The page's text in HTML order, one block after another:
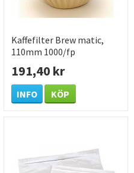
Kaffefilter Brew matic,
110mm 1000/fp
191,40 kr
INFO KÖP